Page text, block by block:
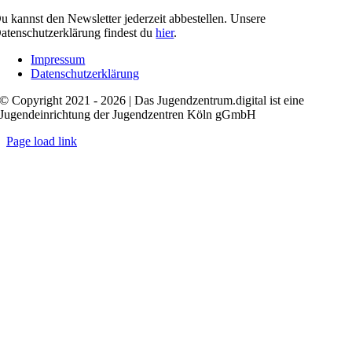
kannst den Newsletter jederzeit abbestellen. Unsere
findest duhier.
Impressum
Datenschutzerklärung
© Copyright 2021 - 2026 | Das Jugendzentrum.digital ist eine
Jugendeinrichtung der Jugendzentren Köln gGmbH
Page load link